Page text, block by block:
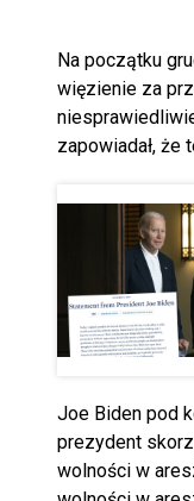
Na początku
więzienie za
zapowiadał, że
Joe Biden pod
prezydent
wolności w